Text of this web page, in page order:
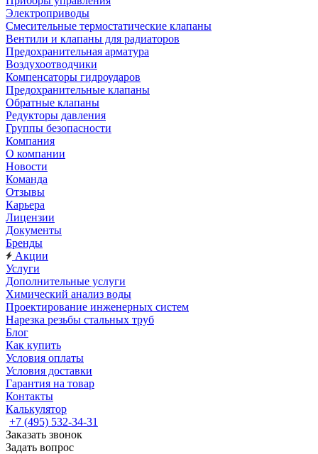
Электроприводы
Смесительные термостатические клапаны
Вентили и клапаны для радиаторов
Предохранительная арматура
Воздухоотводчики
Компенсаторы гидроударов
Предохранительные клапаны
Обратные клапаны
Редукторы давления
Группы безопасности
Компания
О компании
Новости
Команда
Отзывы
Карьера
Лицензии
Документы
Бренды
Акции
Услуги
Дополнительные услуги
Химический анализ воды
Проектирование инженерных систем
Нарезка резьбы стальных труб
Блог
Как купить
Условия оплаты
Условия доставки
Гарантия на товар
Контакты
Калькулятор
+7 (495) 532‑34‑31
Заказать звонок
Задать вопрос